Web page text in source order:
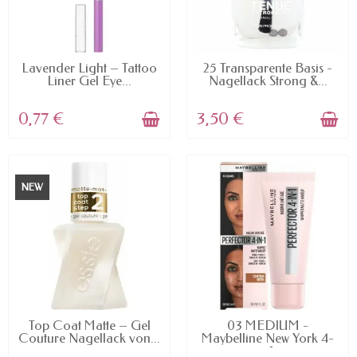
AVAILABLE
Lavender Light – Tattoo
Liner Gel Eye...
0,77 €
AVAILABLE
25 Transparente Basis -
Nagellack Strong &...
3,50 €
NEW
AVAILABLE
Top Coat Matte – Gel
Couture Nagellack von...
AVAILABLE
03 MEDIUM -
Maybelline New York 4-
in-1...